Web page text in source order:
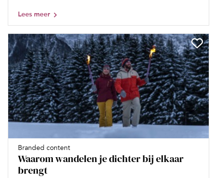
Lees meer
Branded content
Waarom wandelen je dichter bij elkaar
brengt